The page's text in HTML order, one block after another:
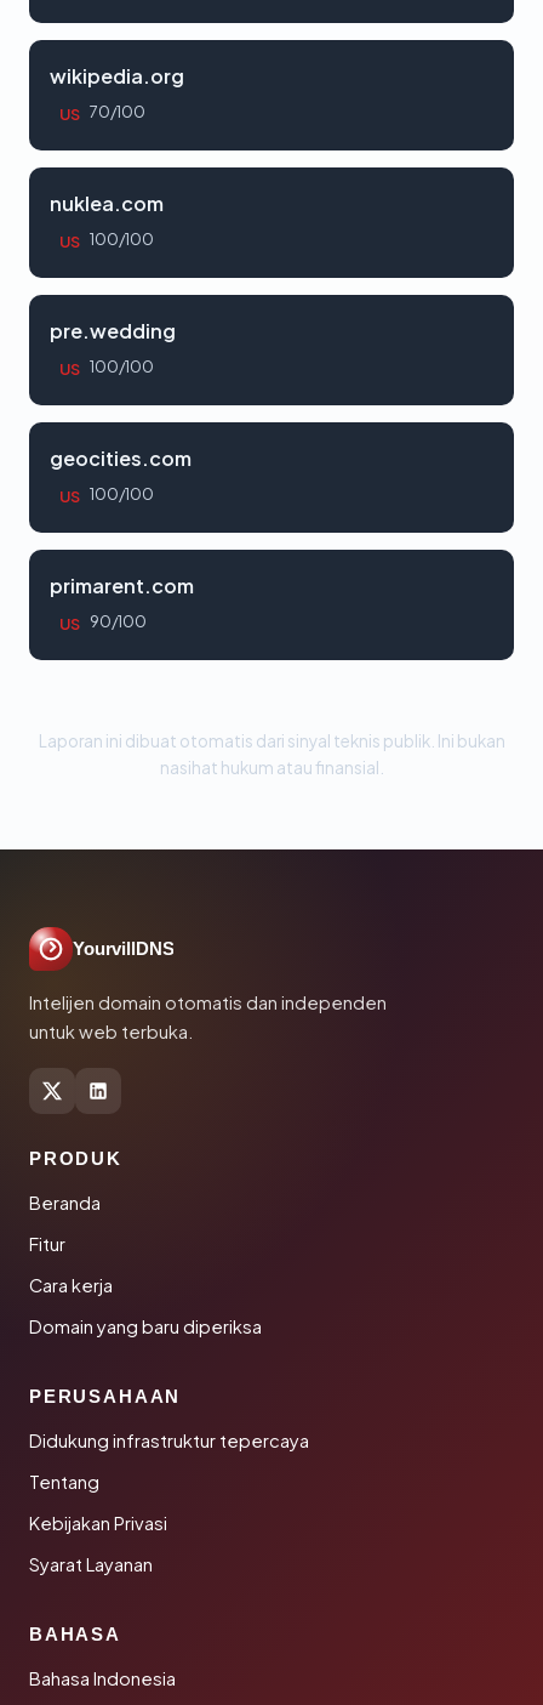
wikipedia.org
US 70/100
nuklea.com
US 100/100
pre.wedding
US 100/100
geocities.com
US 100/100
primarent.com
US 90/100
Laporan ini dibuat otomatis dari sinyal teknis publik. Ini bukan
nasihat hukum atau finansial.
YourvillDNS
Intelijen domain otomatis dan independen
untuk web terbuka.
PRODUK
Beranda
Fitur
Cara kerja
Domain yang baru diperiksa
PERUSAHAAN
Didukung infrastruktur tepercaya
Tentang
Kebijakan Privasi
Syarat Layanan
BAHASA
Bahasa Indonesia